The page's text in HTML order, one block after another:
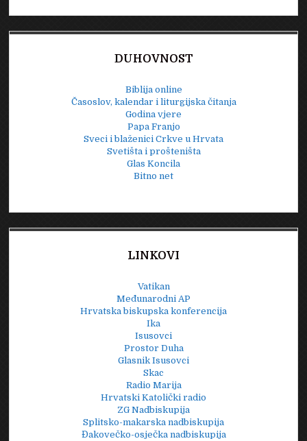
DUHOVNOST
Biblija online
Časoslov, kalendar i liturgijska čitanja
Godina vjere
Papa Franjo
Sveci i blaženici Crkve u Hrvata
Svetišta i prošteništa
Glas Koncila
Bitno net
LINKOVI
Vatikan
Međunarodni AP
Hrvatska biskupska konferencija
Ika
Isusovci
Prostor Duha
Glasnik Isusovci
Skac
Radio Marija
Hrvatski Katolički radio
ZG Nadbiskupija
Splitsko-makarska nadbiskupija
Đakovečko-osječka nadbiskupija